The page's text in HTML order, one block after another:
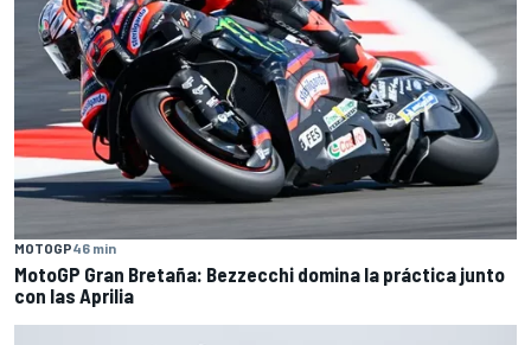
MOTOGP46 min
MotoGP Gran Bretaña: Bezzecchi domina la práctica junto
con las Aprilia